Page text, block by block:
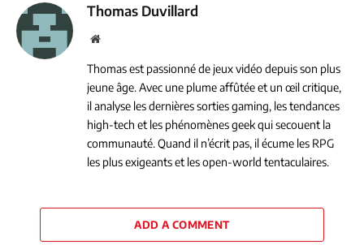
Thomas Duvillard
Website
Thomas est passionné de jeux vidéo depuis son plus
jeune âge. Avec une plume affûtée et un œil critique,
il analyse les dernières sorties gaming, les tendances
high-tech et les phénomènes geek qui secouent la
communauté. Quand il n’écrit pas, il écume les RPG
les plus exigeants et les open-world tentaculaires.
ADD A COMMENT